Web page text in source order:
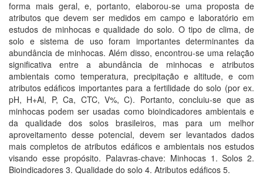
forma mais geral, e, portanto, elaborou-se uma proposta de
atributos que devem ser medidos em campo e laboratório em
estudos de minhocas e qualidade do solo. O tipo de clima, de
solo e sistema de uso foram importantes determinantes da
abundância de minhocas. Além disso, encontrou-se uma relação
significativa entre a abundância de minhocas e atributos
ambientais como temperatura, precipitação e altitude, e com
atributos edáficos importantes para a fertilidade do solo (por ex.
pH, H+Al, P, Ca, CTC, V%, C). Portanto, concluiu-se que as
minhocas podem ser usadas como bioindicadores ambientais e
da qualidade dos solos brasileiros, mas para um melhor
aproveitamento desse potencial, devem ser levantados dados
mais completos de atributos edáficos e ambientais nos estudos
visando esse propósito. Palavras-chave: Minhocas 1. Solos 2.
Bioindicadores 3. Qualidade do solo 4. Atributos edáficos 5.